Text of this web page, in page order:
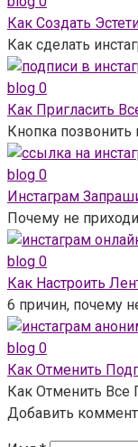
Как Создать
Как сделать
blog 0
Как Пригласить
Кнопка позвонить
blog 0
Инстаграм
Почему не
blog 0
Как Настроить
6 причин, почему
blog 0
Как Отменить
Как Отменить Все
Добавить